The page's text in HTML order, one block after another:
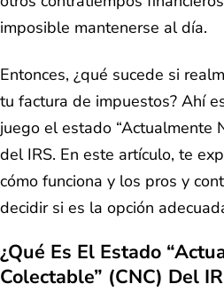
imposible mantenerse al día.
Entonces, ¿qué sucede si
tu factura de impuestos? Ahí
juego el estado “Actualmente
del IRS. En este artículo, te
cómo funciona y los pros y
decidir si es la opción
¿Qué Es El Estado
Colectable” (CNC) Del